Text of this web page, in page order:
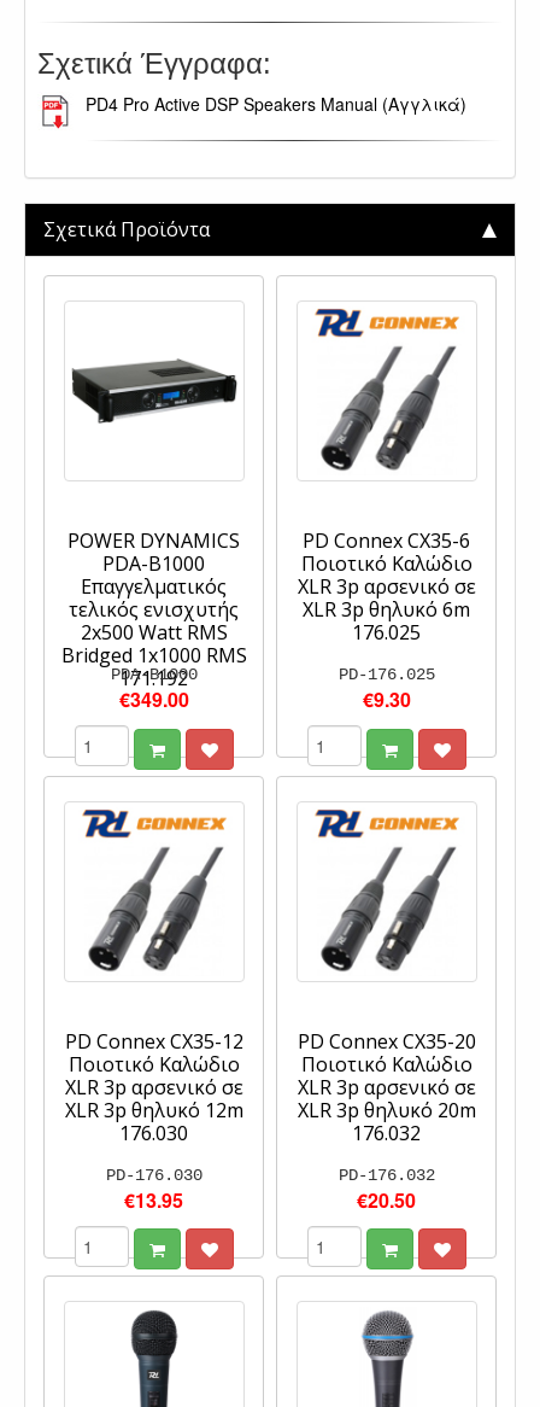
Σχετικά Έγγραφα:
PD4 Pro Active DSP Speakers Manual (Αγγλικά)
Σχετικά Προϊόντα
POWER DYNAMICS
PDA-B1000
Επαγγελματικός
τελικός ενισχυτής
2x500 Watt RMS
Bridged 1x1000 RMS
171.192
PDA-B1000
€349.00
PD Connex CX35-6
Ποιοτικό Καλώδιο
XLR 3p αρσενικό σε
XLR 3p θηλυκό 6m
176.025
PD-176.025
€9.30
PD Connex CX35-12
Ποιοτικό Καλώδιο
XLR 3p αρσενικό σε
XLR 3p θηλυκό 12m
176.030
PD-176.030
€13.95
PD Connex CX35-20
Ποιοτικό Καλώδιο
XLR 3p αρσενικό σε
XLR 3p θηλυκό 20m
176.032
PD-176.032
€20.50